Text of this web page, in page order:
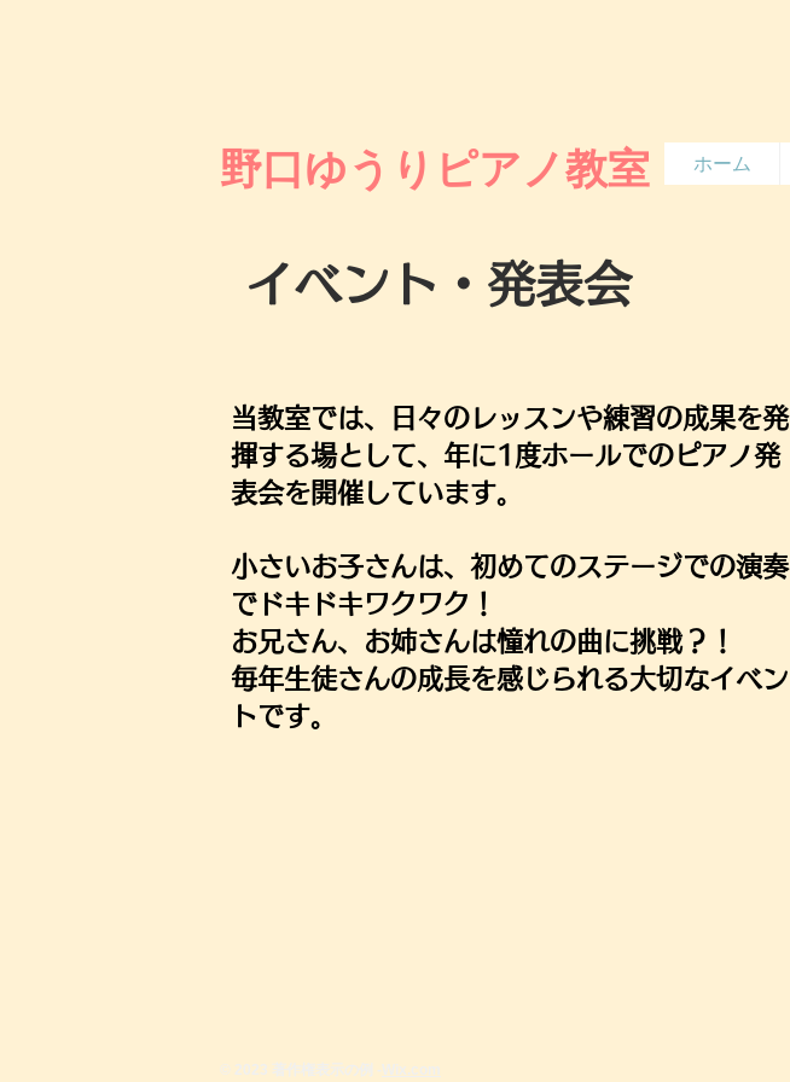
野口ゆうりピアノ教室 ホーム
​イベント・発表会
当教室では、日々のレッスンや練習の成果を発
揮する場として、年に1度ホールでのピアノ発
表会を開催しています。
​小さいお子さんは、初めてのステージでの演奏
でドキドキワクワク！
お兄さん、お姉さんは憧れの曲に挑戦？！
​毎年生徒さんの成長を感じられる大切なイベン
トです。
© 2023 著作権表示の例 -Wix.com